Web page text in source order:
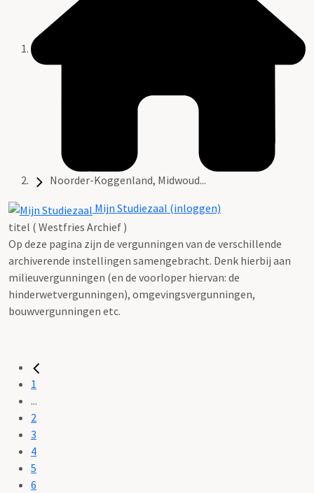
Noorder-Koggenland, Midwoud...
Mijn Studiezaal (inloggen)
titel ( Westfries Archief )
Op deze pagina zijn de vergunningen van de verschillende
archiverende instellingen samengebracht. Denk hierbij aan
milieuvergunningen (en de voorloper hiervan: de
hinderwetvergunningen), omgevingsvergunningen,
bouwvergunningen etc.
1
...
2
3
4
5
6